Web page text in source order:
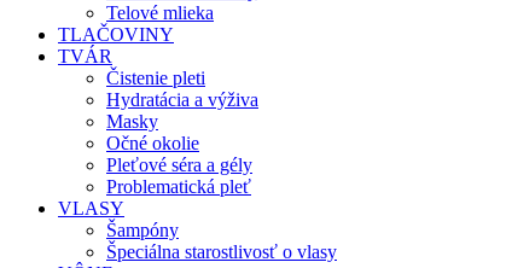
Telové mlieka
TLAČOVINY
TVÁR
Čistenie pleti
Hydratácia a výživa
Masky
Očné okolie
Pleťové séra a gély
Problematická pleť
VLASY
Šampóny
Špeciálna starostlivosť o vlasy